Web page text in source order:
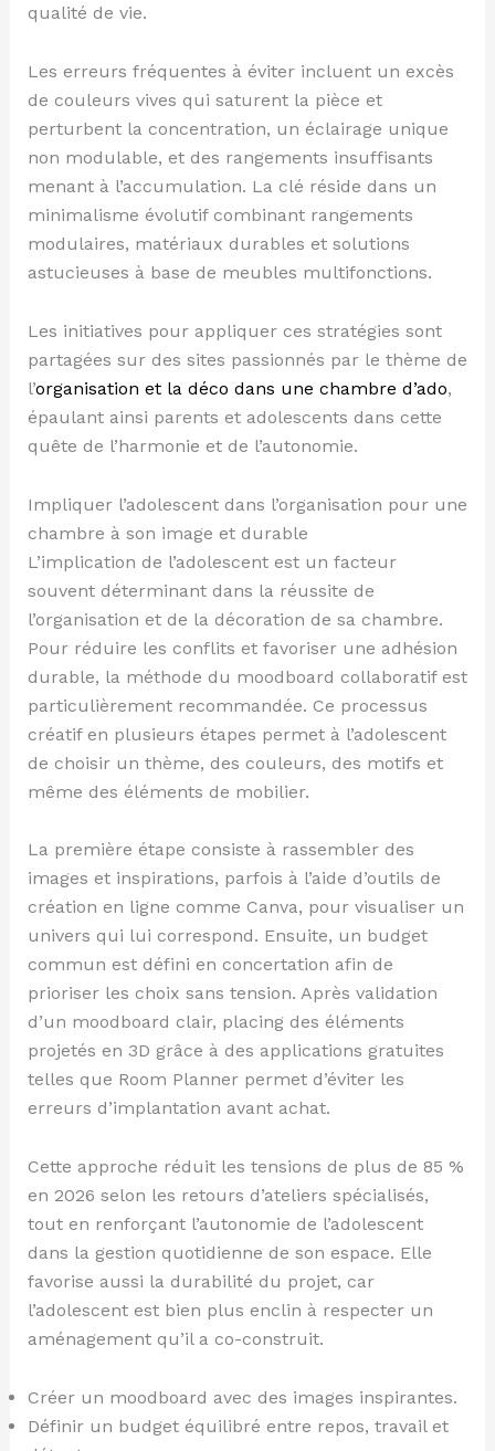
qualité de vie.
Les erreurs fréquentes à éviter incluent un excès
de couleurs vives qui saturent la pièce et
perturbent la concentration, un éclairage unique
non modulable, et des rangements insuffisants
menant à l’accumulation. La clé réside dans un
minimalisme évolutif combinant rangements
modulaires, matériaux durables et solutions
astucieuses à base de meubles multifonctions.
Les initiatives pour appliquer ces stratégies sont
partagées sur des sites passionnés par le thème de
l’organisation et la déco dans une chambre d’ado,
épaulant ainsi parents et adolescents dans cette
quête de l’harmonie et de l’autonomie.
Impliquer l’adolescent dans l’organisation pour une
chambre à son image et durable
L’implication de l’adolescent est un facteur
souvent déterminant dans la réussite de
l’organisation et de la décoration de sa chambre.
Pour réduire les conflits et favoriser une adhésion
durable, la méthode du moodboard collaboratif est
particulièrement recommandée. Ce processus
créatif en plusieurs étapes permet à l’adolescent
de choisir un thème, des couleurs, des motifs et
même des éléments de mobilier.
La première étape consiste à rassembler des
images et inspirations, parfois à l’aide d’outils de
création en ligne comme Canva, pour visualiser un
univers qui lui correspond. Ensuite, un budget
commun est défini en concertation afin de
prioriser les choix sans tension. Après validation
d’un moodboard clair, placing des éléments
projetés en 3D grâce à des applications gratuites
telles que Room Planner permet d’éviter les
erreurs d’implantation avant achat.
Cette approche réduit les tensions de plus de 85 %
en 2026 selon les retours d’ateliers spécialisés,
tout en renforçant l’autonomie de l’adolescent
dans la gestion quotidienne de son espace. Elle
favorise aussi la durabilité du projet, car
l’adolescent est bien plus enclin à respecter un
aménagement qu’il a co-construit.
Créer un moodboard avec des images inspirantes.
Définir un budget équilibré entre repos, travail et